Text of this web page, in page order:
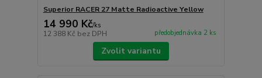
Superior RACER 27 Matte Radioactive Yellow
14 990 Kč/ks
12 388 Kč bez DPH předobjednávka 2 ks
Zvolit variantu